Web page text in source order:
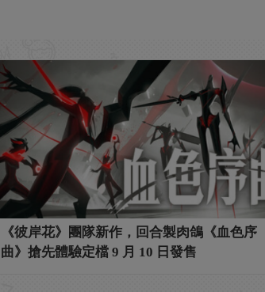
《彼岸花》團隊新作，回合製肉鴿《血色序
曲》搶先體驗定檔 9 月 10 日發售